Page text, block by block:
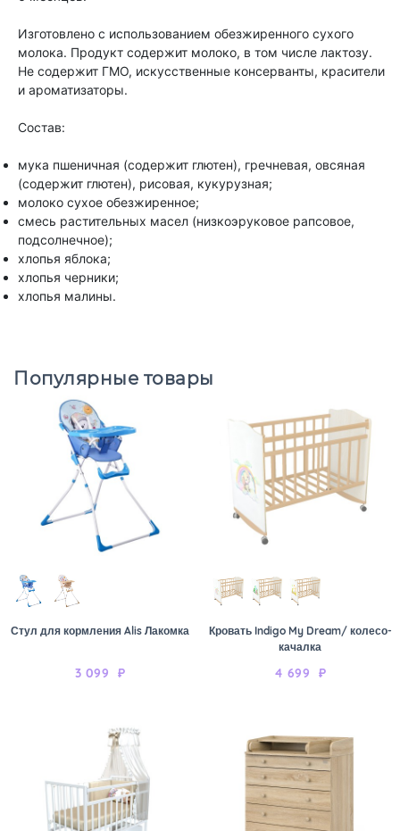
Изготовлено с использованием обезжиренного сухого
молока. Продукт содержит молоко, в том числе лактозу.
Не содержит ГМО, искусственные консерванты, красители
и ароматизаторы.
Состав:
мука пшеничная (содержит глютен), гречневая, овсяная
(содержит глютен), рисовая, кукурузная;
молоко сухое обезжиренное;
смесь растительных масел (низкоэруковое рапсовое,
подсолнечное);
хлопья яблока;
хлопья черники;
хлопья малины.
Популярные товары
Стул для кормления Alis Лакомка
3 099 ₽
Кровать Indigo My Dream/ колесо-
качалка
4 699 ₽